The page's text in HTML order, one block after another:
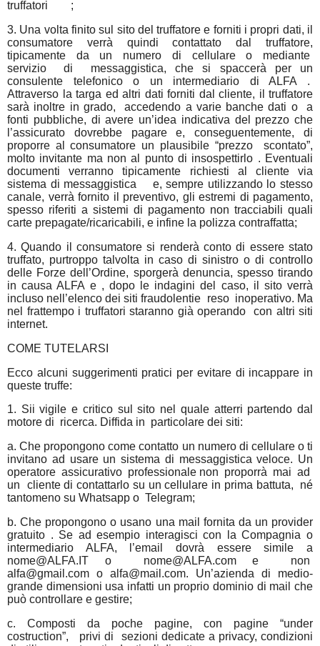
truffatori
;
3. Una volta finito sul sito del truffatore e forniti i propri dati, il
consumatore verrà quindi contattato dal truffatore,
tipicamente
da un numero di cellulare o
mediante
servizio
di
messaggistica, che si spaccerà per un
consulente telefonico o un intermediario di ALFA .
Attraverso la targa ed altri dati forniti dal cliente, il truffatore
sarà inoltre in grado,
accedendo a varie banche dati o
a
fonti pubbliche, di avere un’idea indicativa del prezzo che
l’assicurato dovrebbe pagare e, conseguentemente, di
proporre al consumatore un plausibile “prezzo
scontato”,
molto invitante ma non al punto di insospettirlo . Eventuali
documenti verranno tipicamente richiesti al cliente via
sistema di messaggistica
e, sempre utilizzando lo stesso
canale, verrà fornito il preventivo, gli estremi di pagamento,
spesso riferiti a sistemi di pagamento non tracciabili quali
carte prepagate/ricaricabili, e infine la polizza contraffatta;
​4. Quando il consumatore si renderà conto di essere stato
truffato, purtroppo talvolta in caso di sinistro o di controllo
delle Forze dell’Ordine, sporgerà denuncia, spesso tirando
in causa ALFA e , dopo le indagini del caso, il sito verrà
incluso nell’elenco dei siti fraudolentie reso inoperativo. Ma
nel frattempo i truffatori staranno già operando
con altri siti
internet.
COME TUTELARSI
Ecco alcuni suggerimenti pratici per evitare di incappare in
queste truffe:
1. Sii vigile e critico sul sito nel quale atterri partendo dal
motore di ricerca. Diffida in particolare dei siti:
a. Che propongono come contatto un numero di cellulare o ti
invitano ad usare un sistema di messaggistica veloce. Un
operatore assicurativo professionale non proporrà mai ad
un
cliente di contattarlo su un cellulare in prima battuta,
né
tantomeno su Whatsapp o Telegram;
b. Che propongono o usano una mail fornita da un provider
gratuito . Se ad esempio interagisci con la Compagnia o
intermediario ALFA, l’email dovrà essere simile a
nome@ALFA.IT
o nome@ALFA.com e
non
alfa@gmail.com o alfa@mail.com. Un’azienda di medio-
grande dimensioni usa infatti un proprio dominio di mail che
può controllare e gestire;
c. Composti da poche pagine, con pagine “under
costruction”,
privi di
sezioni dedicate a privacy, condizioni